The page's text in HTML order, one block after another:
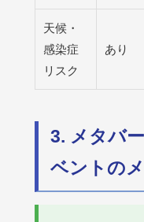
天候・
感染症
リスク
あり
3. メタバ
ベントの